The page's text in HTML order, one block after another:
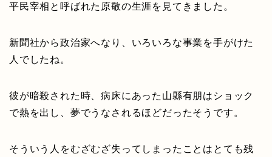
平民宰相と呼ばれた原敬の生涯を見てきました。
新聞社から政治家へなり、いろいろな事業を手がけた
人でしたね。
彼が暗殺された時、病床にあった山縣有朋はショック
で熱を出し、夢でうなされるほどだったそうです。
そういう人をむざむざ失ってしまったことはとても残